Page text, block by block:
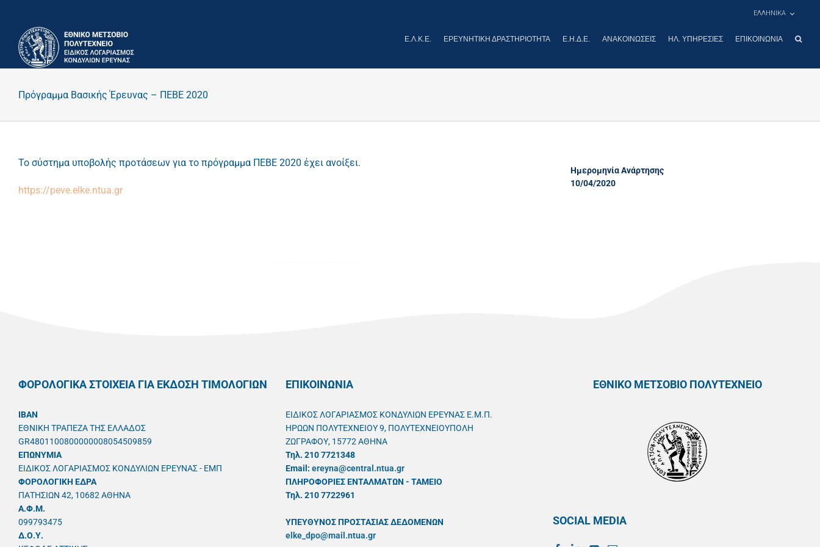
περιεχόμενο
ΕΛΛΗΝΙΚΑ
Ε.Λ.Κ.Ε. ΕΡΕΥΝΗΤΙΚΉ ΔΡΑΣΤΗΡΙΌΤΗΤΑ Ε.Η.Δ.Ε. ΑΝΑΚΟΙΝΏΣΕΙΣ ΗΛ. ΥΠΗΡΕΣΊΕΣ ΕΠΙΚΟΙΝΩΝΊΑ
Πρόγραμμα Βασικής Έρευνας – ΠΕΒΕ 2020
Το σύστημα υποβολής προτάσεων για το πρόγραμμα ΠΕΒΕ 2020 έχει ανοίξει.
https://peve.elke.ntua.gr
Ημερομηνία Ανάρτησης
10/04/2020
ΦΟΡΟΛΟΓΙΚΑ ΣΤΟΙΧΕΙΑ ΓΙΑ ΕΚΔΟΣΗ ΤΙΜΟΛΟΓΙΩΝ
IBAN
ΕΘΝΙΚΗ ΤΡΑΠΕΖΑ ΤΗΣ ΕΛΛΑΔΟΣ
GR4801100800000008054509859
ΕΠΩΝΥΜΙΑ
ΕΙΔΙΚΟΣ ΛΟΓΑΡΙΑΣΜΟΣ ΚΟΝΔΥΛΙΩΝ ΕΡΕΥΝΑΣ - ΕΜΠ
ΦΟΡΟΛΟΓΙΚΗ ΕΔΡΑ
ΠΑΤΗΣΙΩΝ 42, 10682 ΑΘΗΝΑ
A.Φ.Μ.
099793475
Δ.Ο.Υ.
ΕΠΙΚΟΙΝΩΝΙΑ
ΕΙΔΙΚΟΣ ΛΟΓΑΡΙΑΣΜΟΣ ΚΟΝΔΥΛΙΩΝ ΕΡΕΥΝΑΣ Ε.Μ.Π.
ΗΡΩΩΝ ΠΟΛΥΤΕΧΝΕΙΟΥ 9, ΠΟΛΥΤΕΧΝΕΙΟΥΠΟΛΗ
ΖΩΓΡΑΦΟΥ, 15772 ΑΘΗΝΑ
Τηλ. 210 7721348
Email: ereyna@central.ntua.gr
ΠΛΗΡΟΦΟΡΙΕΣ ΕΝΤΑΛΜΑΤΩΝ - ΤΑΜΕΙΟ
Τηλ. 210 7722961
ΥΠΕΥΘYΝΟΣ ΠΡΟΣΤΑΣΙΑΣ ΔΕΔΟΜΕΝΩΝ
elke_dpo@mail.ntua.gr
ΕΘΝΙΚΟ ΜΕΤΣΟΒΙΟ ΠΟΛΥΤΕΧΝΕΙΟ
SOCIAL MEDIA